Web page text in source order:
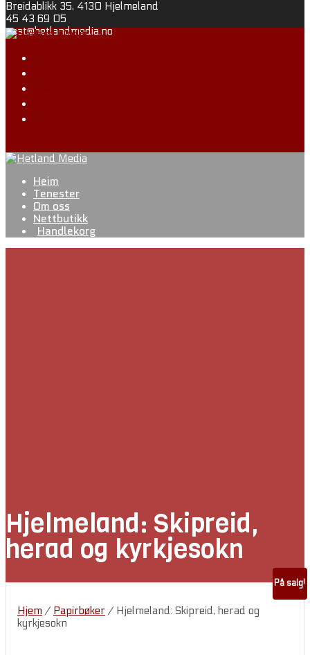
Skip
to
content
Breidablikk 35, 4130 Hjelmeland
45 43 69 05
post@hetlandmedia.no
Heim
Tenester
Om oss
Nettbutikk
Handlekorg
Hjelmeland: Skipreid,
herad og kyrkjesokn
Hjem / Papirbøker / Hjelmeland: Skipreid, herad og
kyrkjesokn
På salg!